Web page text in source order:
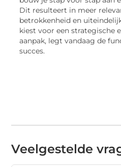
Dit resulteert in meer
betrokkenheid en
kiest voor een strategische
aanpak, legt vandaag de
succes.
Veelgestelde